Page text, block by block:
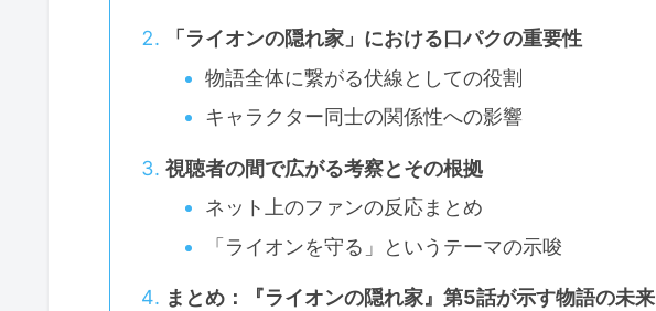
「ライオンの隠れ家」における口パクの重要性
物語全体に繋がる伏線としての役割
キャラクター同士の関係性への影響
視聴者の間で広がる考察とその根拠
ネット上のファンの反応まとめ
「ライオンを守る」というテーマの示唆
まとめ：『ライオンの隠れ家』第5話が示す物語の未来